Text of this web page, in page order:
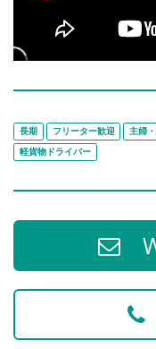
長期 フリーター歓迎 主婦
軽貨物ドライバー